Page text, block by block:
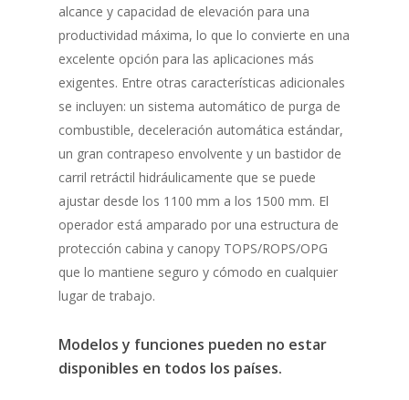
alcance y capacidad de elevación para una
productividad máxima, lo que lo convierte en una
excelente opción para las aplicaciones más
exigentes. Entre otras características adicionales
se incluyen: un sistema automático de purga de
combustible, deceleración automática estándar,
un gran contrapeso envolvente y un bastidor de
carril retráctil hidráulicamente que se puede
ajustar desde los 1100 mm a los 1500 mm. El
operador está amparado por una estructura de
protección cabina y canopy TOPS/ROPS/OPG
que lo mantiene seguro y cómodo en cualquier
lugar de trabajo.
Modelos y funciones pueden no estar
disponibles en todos los países.